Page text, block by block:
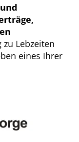
Lebzeiten
eines Ihrer